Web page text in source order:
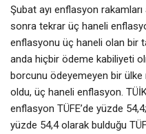
Şubat ayı enflasyon rakamları
sonra tekrar üç haneli
enflasyonu üç haneli olan bir
anda hiçbir ödeme kabiliyeti
borcunu ödeyemeyen bir ülke
oldu, üç haneli enflasyon.
enflasyon TÜFE’de yüzde
yüzde 54,4 olarak bulduğu